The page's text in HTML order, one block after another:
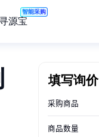
源宝
智能采购
填写询价